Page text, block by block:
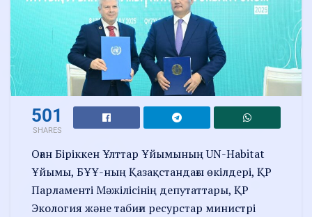
501
SHARES
Оған Біріккен Ұлттар Ұйымының UN-Habitat
Ұйымы, БҰҰ-ның Қазақстандағы өкілдері, ҚР
Парламенті Мәжілісінің депутаттары, ҚР
Экология және табиғи ресурстар министрі